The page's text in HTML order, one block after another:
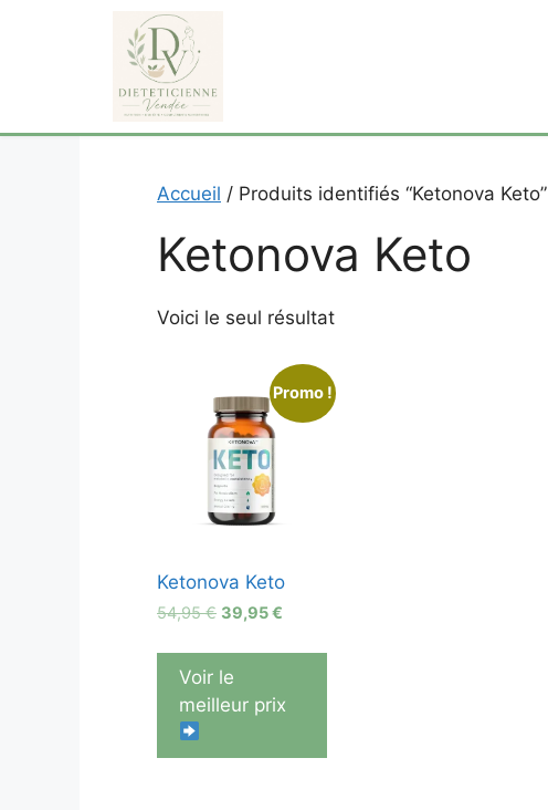
Accueil / Produits identifiés “Ketonova Keto”
Ketonova Keto
Voici le seul résultat
Promo !
Ketonova Keto
54,95€ Le
initial
était :
54,95 €.
39,95€
actuel
39,95 €.
Voir le
meilleur prix